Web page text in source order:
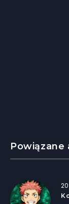
Powiązane